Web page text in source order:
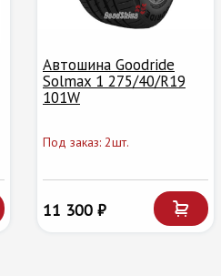
Автошина Goodride
Solmax 1 275/40/R19
101W
Под заказ: 2шт.
11 300 ₽